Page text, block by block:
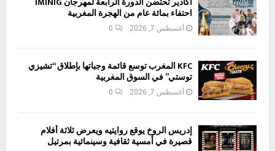
احتفاء بمائة عام من الهجرة المغربية
أغسطس 7, 2026 0
KFC المغرب توسع قائمة وجباتها بإطلاق “تشيزي
توستي” في السوق المغربية
أغسطس 7, 2026 0
إدريس الروخ يوقع روايتيه ويعرض ثلاثة أفلام
قصيرة في أمسية ثقافية وسينمائية بمرتيل